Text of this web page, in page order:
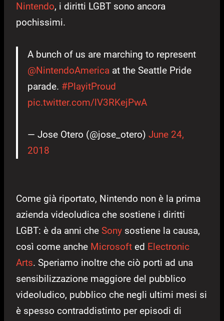
Nintendo, i diritti LGBT sono ancora
pochissimi.
A bunch of us are marching to represent
@NintendoAmerica at the Seattle Pride
parade. #PlayitProud
pic.twitter.com/lV3RKejPwA
— Jose Otero (@jose_otero) June 24,
2018
Come già riportato, Nintendo non è la prima
azienda videoludica che sostiene i diritti
LGBT: è da anni che Sony sostiene la causa,
così come anche Microsoft ed Electronic
Arts. Speriamo inoltre che ciò porti ad una
sensibilizzazione maggiore del pubblico
videoludico, pubblico che negli ultimi mesi si
è spesso contraddistinto per episodi di